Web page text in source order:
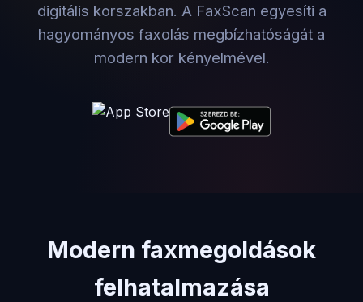
digitális korszakban. A FaxScan egyesíti a
hagyományos faxolás megbízhatóságát a
modern kor kényelmével.
Modern faxmegoldások
felhatalmazása